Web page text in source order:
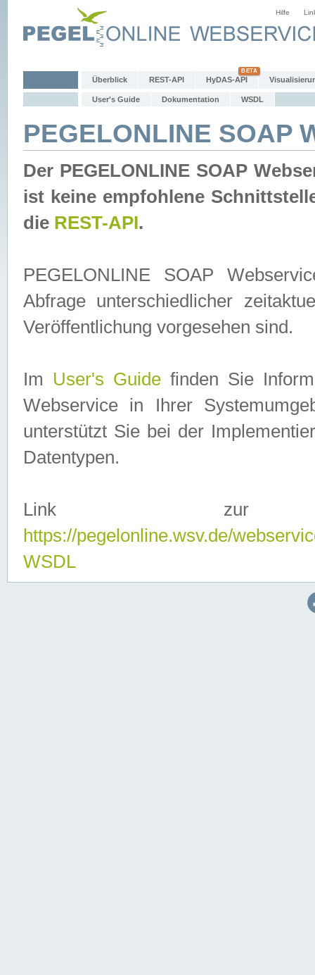
Hilfe
Überblick REST-API HyDAS-API
User's Guide Dokumentation WSDL
PEGELONLINE SOAP
Der PEGELONLINE SOAP
ist keine empfohlene
die REST-API.
PEGELONLINE SOAP
Abfrage unterschiedlicher
Veröffentlichung vorgesehen sind.
Im User's Guidefinden Sie
Webservice in Ihrer
unterstützt Sie bei der
Datentypen.
Link zur
https://pegelonline.wsv.de/
WSDL